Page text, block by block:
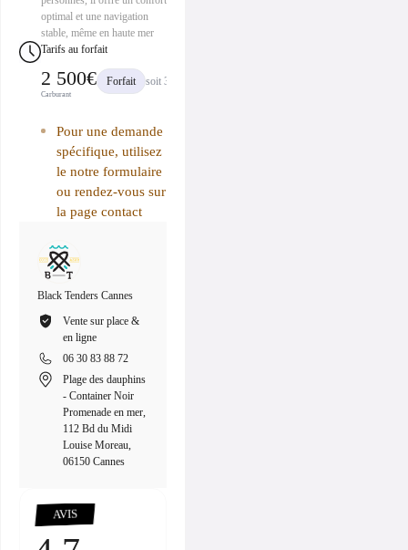
optimal et une navigation
stable, même en haute mer
Tarifs au forfait
2 500€
Carburant
Forfait soit 313 € /pers
Pour une demande
spécifique, utilisez
le notre formulaire
ou rendez-vous sur
la page contact
Black Tenders Cannes
Vente sur place &
en ligne
06 30 83 88 72
Plage des dauphins
- Container Noir
Promenade en mer,
112 Bd du Midi
Louise Moreau,
06150 Cannes
AVIS